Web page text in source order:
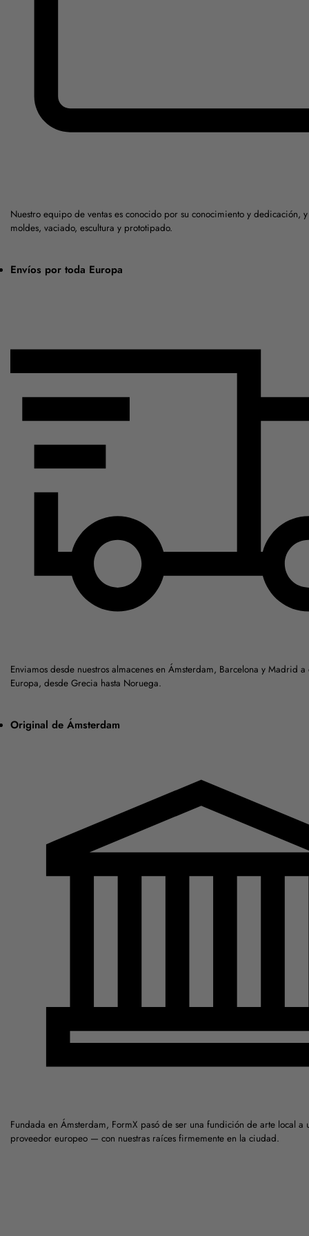
Nuestro equipo de ventas es conocido por su conocimiento y dedicación,
moldes, vaciado, escultura y prototipado.
Envíos por toda Europa
Enviamos desde nuestros almacenes en Ámsterdam, Barcelona y Madrid
Europa, desde Grecia hasta Noruega.
Original de Ámsterdam
Fundada en Ámsterdam, FormX pasó de ser una fundición de arte local a
proveedor europeo — con nuestras raíces firmemente en la ciudad.